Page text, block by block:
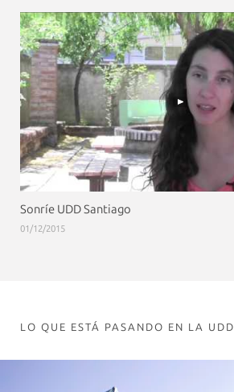
Sonríe UDD Santiago
01/12/2015
LO QUE ESTÁ PASANDO EN LA UDD